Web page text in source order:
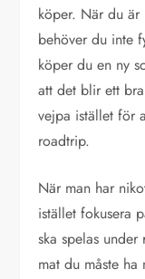
köper. När du är
behöver du inte
köper du en ny
att det blir ett
vejpa istället för
roadtrip.
När man har
istället fokusera
ska spelas
mat du måste